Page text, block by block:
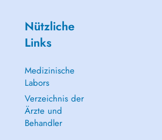
Nützliche
Links
Medizinische
Labors
Verzeichnis der
Ärzte und
Behandler